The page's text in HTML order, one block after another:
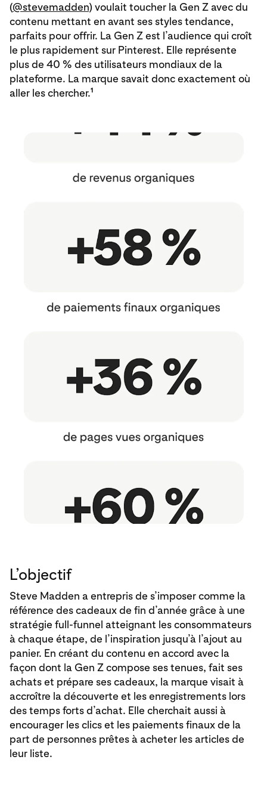
(@stevemadden) voulait toucher la Gen Z avec du
contenu mettant en avant ses styles tendance,
parfaits pour offrir. La Gen Z est l’audience qui croît
le plus rapidement sur Pinterest. Elle représente
plus de 40 % des utilisateurs mondiaux de la
plateforme. La marque savait donc exactement où
aller les chercher.1
L’objectif
Steve Madden a entrepris de s’imposer comme la
référence des cadeaux de fin d’année grâce à une
stratégie full-funnel atteignant les consommateurs
à chaque étape, de l’inspiration jusqu’à l’ajout au
panier. En créant du contenu en accord avec la
façon dont la Gen Z compose ses tenues, fait ses
achats et prépare ses cadeaux, la marque visait à
accroître la découverte et les enregistrements lors
des temps forts d’achat. Elle cherchait aussi à
encourager les clics et les paiements finaux de la
part de personnes prêtes à acheter les articles de
leur liste.